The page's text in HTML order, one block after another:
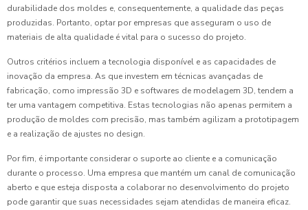
durabilidade dos moldes e, consequentemente, a qualidade das peças
produzidas. Portanto, optar por empresas que asseguram o uso de
materiais de alta qualidade é vital para o sucesso do projeto.
Outros critérios incluem a tecnologia disponível e as capacidades de
inovação da empresa. As que investem em técnicas avançadas de
fabricação, como impressão 3D e softwares de modelagem 3D, tendem a
ter uma vantagem competitiva. Estas tecnologias não apenas permitem a
produção de moldes com precisão, mas também agilizam a prototipagem
e a realização de ajustes no design.
Por fim, é importante considerar o suporte ao cliente e a comunicação
durante o processo. Uma empresa que mantém um canal de comunicação
aberto e que esteja disposta a colaborar no desenvolvimento do projeto
pode garantir que suas necessidades sejam atendidas de maneira eficaz.